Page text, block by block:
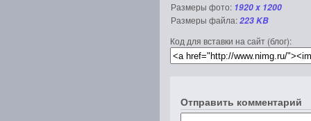
Размеры фото: 1920 x 1200
Размеры файла:223 KB
Код для вставки на сайт (блог):
Отправить комментарий